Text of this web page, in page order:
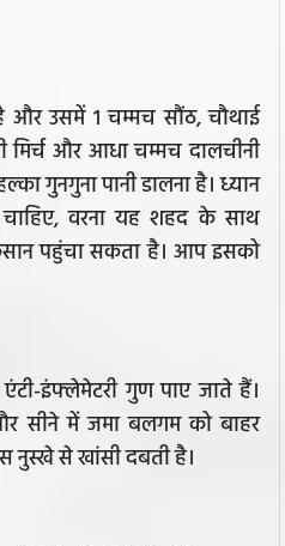
उसमें 1 चम्मच सौंठ, चौथाई
और आधा चम्मच दालचीनी
गुनगुना पानी डालना है। ध्यान
चाहिए, वरना यह शहद के साथ
पहुंचा सकता है। आप इसको
इंफ्लेमेटरी गुण पाए जाते हैं।
सीने में जमा बलगम को बाहर
नुस्खे से खांसी दबती है।